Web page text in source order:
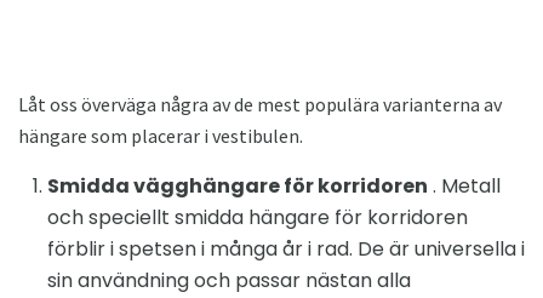
Låt oss överväga några av de mest populära varianterna av
hängare som placerar i vestibulen.
Smidda vägghängare för korridoren . Metall
och speciellt smidda hängare för korridoren
förblir i spetsen i många år i rad. De är universella i
sin användning och passar nästan alla